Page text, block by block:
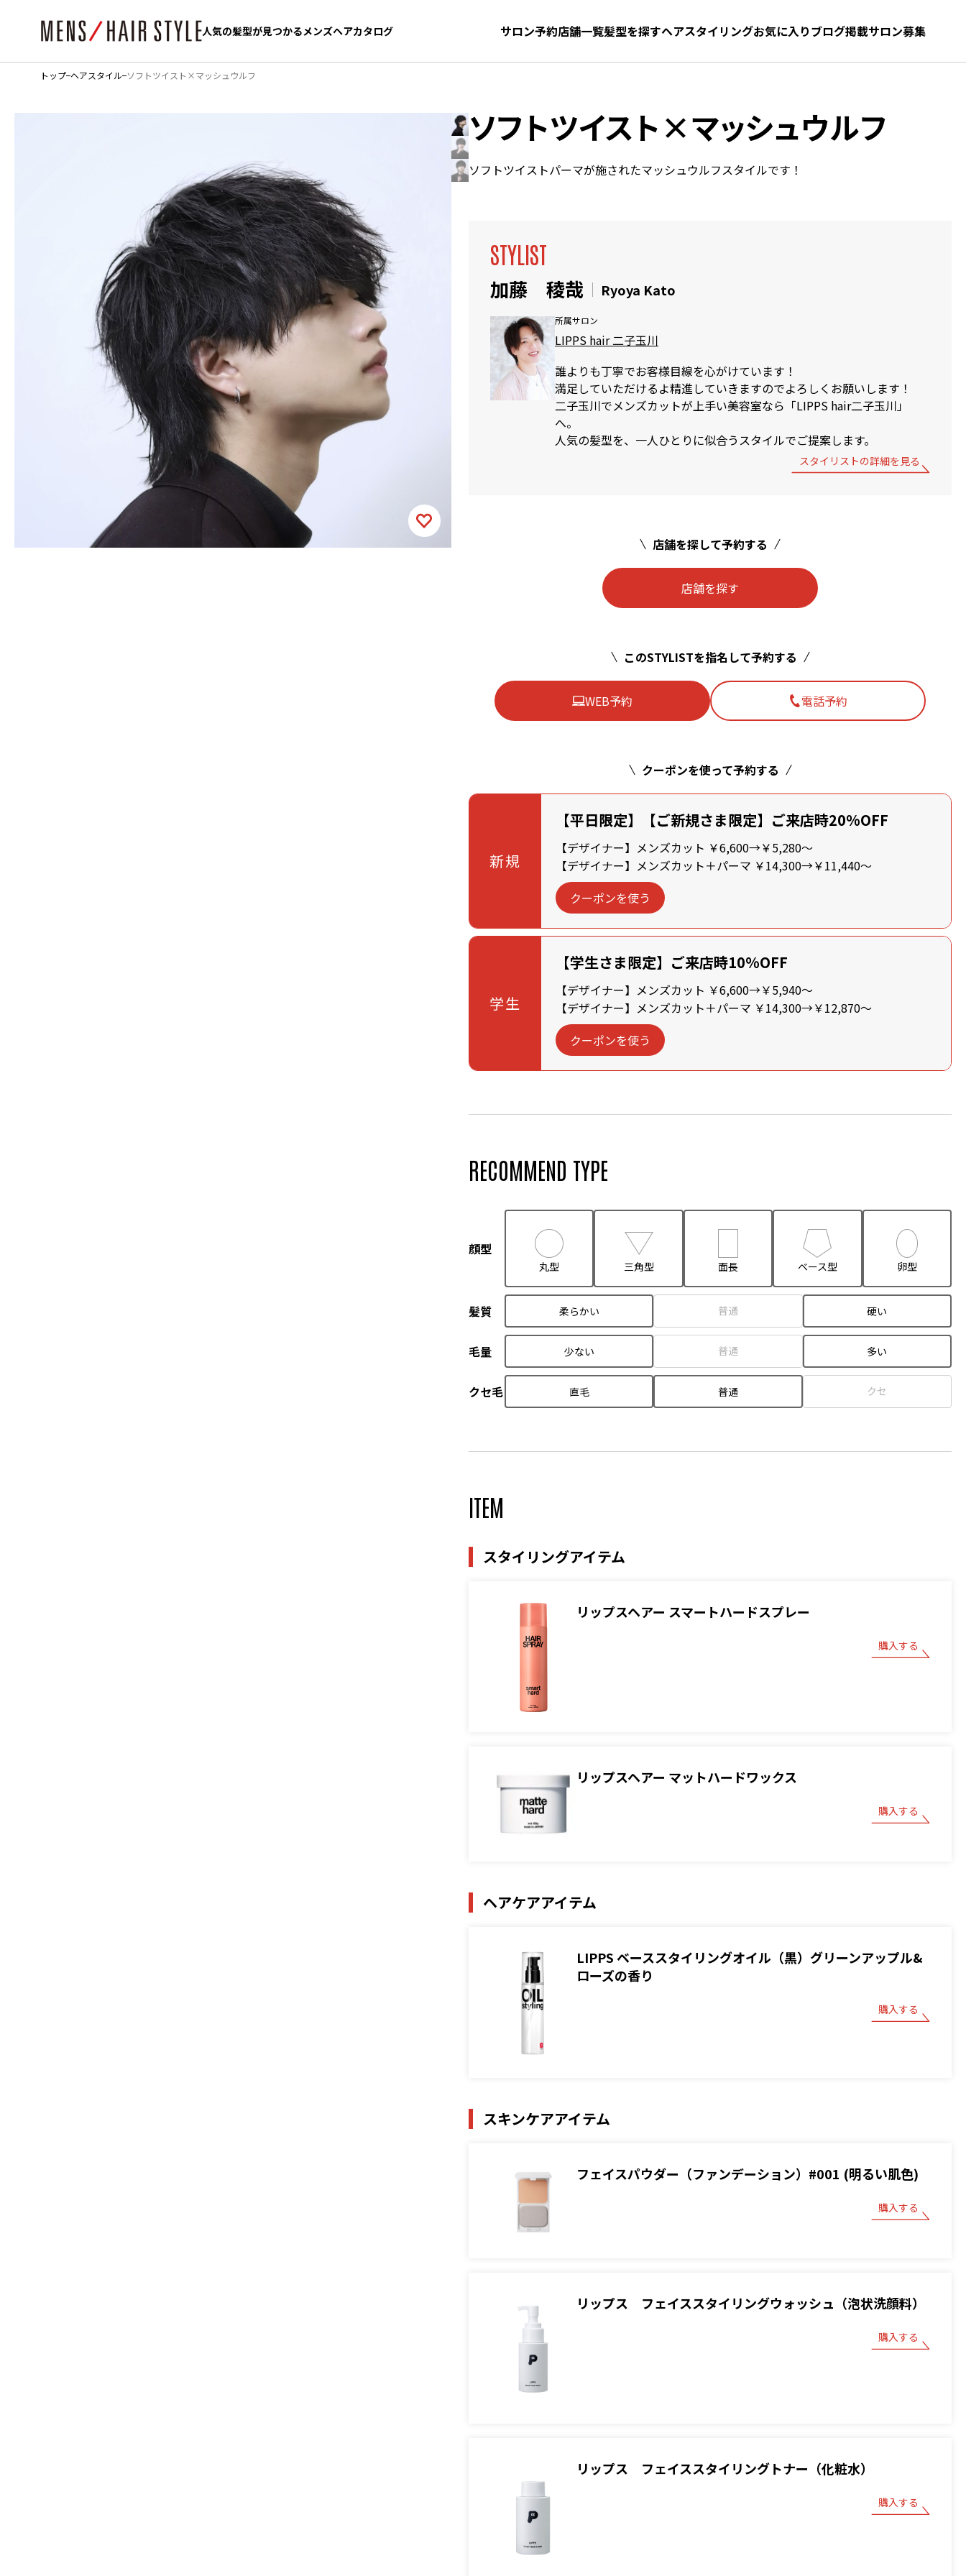
人気の髪型が見つかるメンズヘアカタログ サロン予約店舗一覧髪型を探すヘアスタイリングお気に入りブログ掲載サロン募集
人気の髪型が見つかるメンズヘアカタログ お気に入り 髪型をさがす
トップ ヘアスタイル ソフトツイスト×マッシュウルフ
ソフトツイスト×マッシュウルフ
ソフトツイストパーマが施されたマッシュウルフスタイルです！
STYLIST
加藤 稜哉 Ryoya Kato
所属サロン
LIPPS hair 二子玉川
誰よりも丁寧でお客様目線を心がけています！
満足していただけるよ精進していきますのでよろしくお願いします！
二子玉川でメンズカットが上手い美容室なら「LIPPS hair二子玉川」
へ。
人気の髪型を、一人ひとりに似合うスタイルでご提案します。
スタイリストの詳細を見る
店舗を探して予約する
店舗を探す
このSTYLISTを指名して予約する
WEB予約 電話予約
クーポンを使って予約する
新規
【平日限定】【ご新規さま限定】ご来店時20%OFF
【デザイナー】メンズカット ￥6,600→￥5,280～
【デザイナー】メンズカット＋パーマ ￥14,300→￥11,440～
クーポンを使う
学生
【学生さま限定】ご来店時10%OFF
【デザイナー】メンズカット ￥6,600→￥5,940～
【デザイナー】メンズカット＋パーマ ￥14,300→￥12,870～
クーポンを使う
RECOMMEND TYPE
顔型
丸型 三角型 面長 ベース型 卵型
髪質 柔らかい 普通 硬い
毛量 少ない 普通 多い
クセ毛 直毛 普通 クセ
ITEM
スタイリングアイテム
リップスヘアー スマートハードスプレー
購入する
リップスヘアー マットハードワックス
購入する
ヘアケアアイテム
LIPPS ベーススタイリングオイル（黒）グリーンアップル&
ローズの香り
購入する
スキンケアアイテム
フェイスパウダー（ファンデーション）#001 (明るい肌色)
購入する
リップス フェイススタイリングウォッシュ（泡状洗顔料）
購入する
リップス フェイススタイリングトナー（化粧水）
購入する